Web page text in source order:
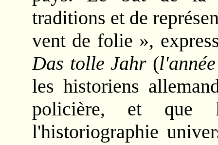
traditions et de
vent de folie »,
Das tolle Jahr (
les historiens
policière, et que
l'historiographie